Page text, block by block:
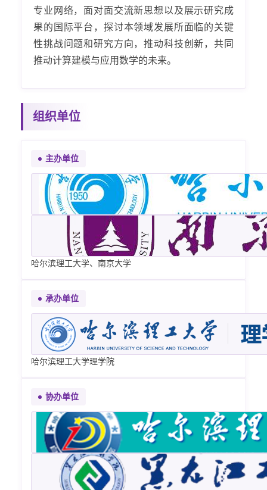
专业网络，面对面交流新思想以及展示研究成
果的国际平台，探讨本领域发展所面临的关键
性挑战问题和研究方向，推动科技创新，共同
推动计算建模与应用数学的未来。
组织单位
主办单位
哈尔滨理工大学、南京大学
承办单位
哈尔滨理工大学理学院
协办单位